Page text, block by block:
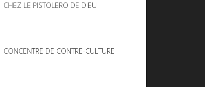
CHEZ LE PISTOLERO DE DIEU
CONCENTRE DE CONTRE-CULTURE